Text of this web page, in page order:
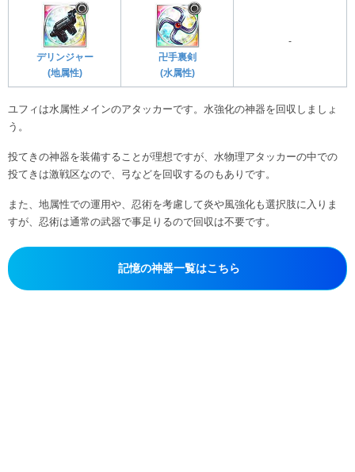
デリンジャー
(地属性)
卍手裏剣
(水属性)
-
ユフィは水属性メインのアタッカーです。水強化の神器を回収しましょ
う。
投てきの神器を装備することが理想ですが、水物理アタッカーの中での
投てきは激戦区なので、弓などを回収するのもありです。
また、地属性での運用や、忍術を考慮して炎や風強化も選択肢に入りま
すが、忍術は通常の武器で事足りるので回収は不要です。
記憶の神器一覧はこちら